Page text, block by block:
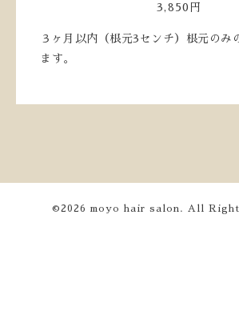
3,850円
３ヶ月以内（根元3センチ）根元のみ
ます。
©2026 moyo hair salon . All